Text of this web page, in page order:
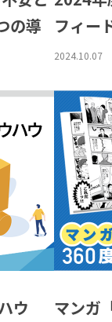
の導
フィー
2024.10.07
ウ
マンガ